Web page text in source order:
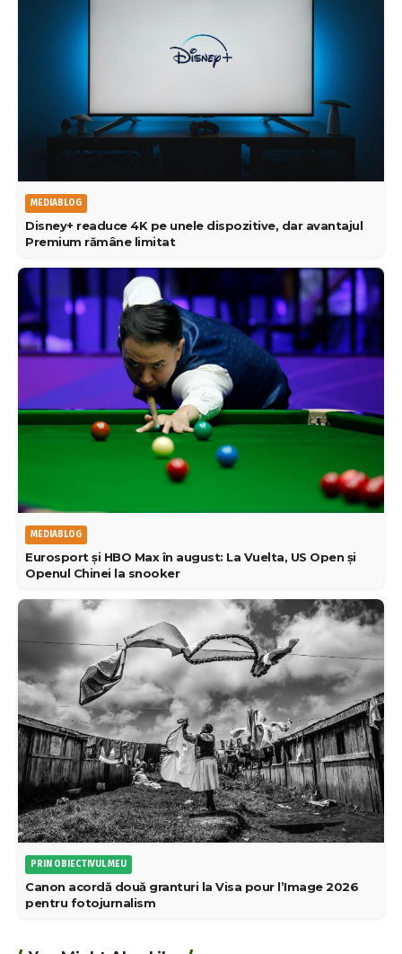
MEDIABLOG
Disney+ readuce 4K pe unele dispozitive, dar avantajul
Premium rămâne limitat
MEDIABLOG
Eurosport și HBO Max în august: La Vuelta, US Open și
Openul Chinei la snooker
PRIN OBIECTIVUL MEU
Canon acordă două granturi la Visa pour l’Image 2026
pentru fotojurnalism